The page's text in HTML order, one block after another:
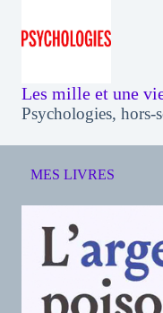
Les mille et une
Psychologies, hors-
MES LIVRES